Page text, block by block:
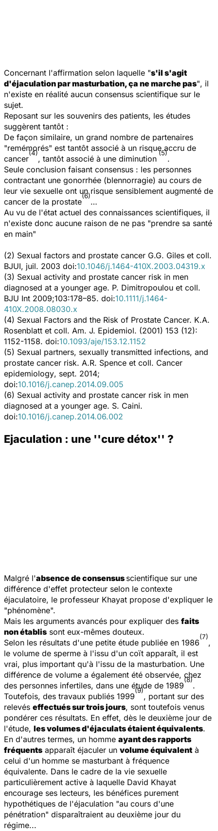
Concernant l'affirmation selon laquelle "s'il s'agit
d'éjaculation par masturbation, ça ne marche pas", il
n'existe en réalité aucun consensus scientifique sur le
sujet.
Reposant sur les souvenirs des patients, les études
suggèrent tantôt :
De façon similaire, un grand nombre de partenaires
"remémorés" est tantôt associé à un risque accru de
cancer
(4)
, tantôt associé à une diminution
(5)
.
Seule conclusion faisant consensus : les personnes
contractant une gonorrhée (blennorragie) au cours de
leur vie sexuelle ont un risque sensiblement augmenté de
cancer de la prostate
(6)
…
Au vu de l'état actuel des connaissances scientifiques, il
n'existe donc aucune raison de ne pas "prendre sa santé
en main"
(2) Sexual factors and prostate cancer G.G. Giles et coll.
BJUI, juil. 2003 doi:10.1046/j.1464-410X.2003.04319.x
(3) Sexual activity and prostate cancer risk in men
diagnosed at a younger age. P. Dimitropoulou et coll.
BJU Int 2009;103:178–85. doi:10.1111/j.1464-
410X.2008.08030.x
(4) Sexual Factors and the Risk of Prostate Cancer. K.A.
Rosenblatt et coll. Am. J. Epidemiol. (2001) 153 (12):
1152-1158. doi:10.1093/aje/153.12.1152
(5) Sexual partners, sexually transmitted infections, and
prostate cancer risk. A.R. Spence et coll. Cancer
epidemiology, sept. 2014;
doi:10.1016/j.canep.2014.09.005
(6) Sexual activity and prostate cancer risk in men
diagnosed at a younger age. S. Caini.
doi:10.1016/j.canep.2014.06.002
Ejaculation : une ''cure détox'' ?
Malgré l'absence de consensus scientifique sur une
différence d'effet protecteur selon le contexte
éjaculatoire, le professeur Khayat propose d'expliquer le
"phénomène".
Mais les arguments avancés pour expliquer des faits
non établis sont eux-mêmes douteux.
Selon les résultats d'une petite étude publiée en 1986
(7)
,
le volume de sperme à l'issu d'un coït apparaît, il est
vrai, plus important qu'à l'issu de la masturbation. Une
différence de volume a également été observée, chez
des personnes infertiles, dans une étude de 1989
(8)
.
Toutefois, des travaux publiés 1999
(9)
, portant sur des
relevés effectués sur trois jours, sont toutefois venus
pondérer ces résultats. En effet, dès le deuxième jour de
l'étude, les volumes d'éjaculats étaient équivalents.
En d'autres termes, un homme ayant des rapports
fréquents apparaît éjaculer un volume équivalent à
celui d'un homme se masturbant à fréquence
équivalente. Dans le cadre de la vie sexuelle
particulièrement active à laquelle David Khayat
encourage ses lecteurs, les bénéfices purement
hypothétiques de l'éjaculation "au cours d'une
pénétration" disparaîtraient au deuxième jour du
régime...